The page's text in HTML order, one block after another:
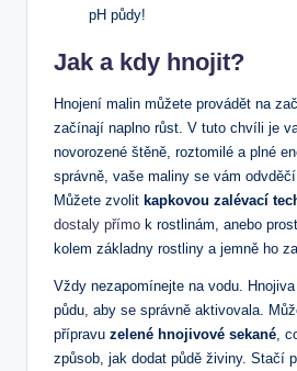
pH půdy!
Jak a kdy hnojit?
Hnojení malin můžete provádět na
začínají naplno růst. V tuto chvíli je
novorozené štěně, roztomilé a plné
správně, vaše maliny se vám
Můžete zvolit kapkovou zalévací
dostaly přímo k rostlinám, anebo
kolem základny rostliny a jemně ho
Vždy nezapomínejte na vodu.
půdu, aby se správně aktivovala.
přípravu zelené hnojivové sekané ,
způsob, jak dodat půdě živiny. Stačí